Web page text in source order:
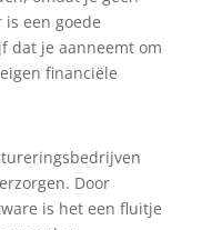
een goede
dat je aanneemt om
financiële
Door
is het een fluitje